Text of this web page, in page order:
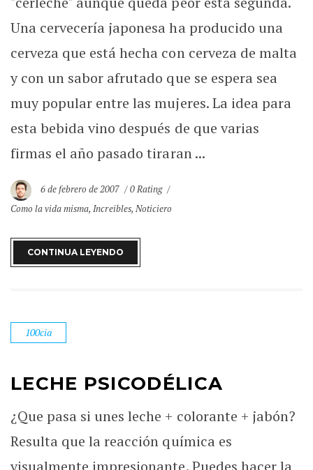
Una cervecería japonesa ha producido una
cerveza que está hecha con cerveza de malta
y con un sabor afrutado que se espera sea
muy popular entre las mujeres. La idea para
esta bebida vino después de que varias
firmas el año pasado tiraran ...
6 de febrero de 2007
0 Rating
Como la vida misma,Increibles,Noticiero
CONTINUA LEYENDO
100cia
LECHE PSICODÉLICA
¿Que pasa si unes leche + colorante + jabón?
Resulta que la reacción química es
visualmente impresionante. Puedes hacer la